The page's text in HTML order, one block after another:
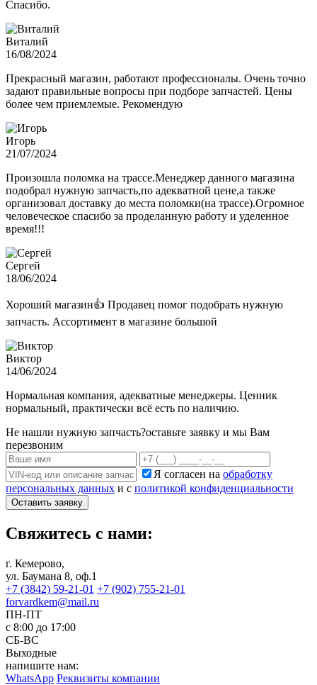
Спасибо.
Виталий
16/08/2024
Прекрасный магазин, работают профессионалы. Очень точно
задают правильные вопросы при подборе запчастей. Цены
более чем приемлемые. Рекомендую
Игорь
21/07/2024
Произошла поломка на трассе.Менеджер данного магазина
подобрал нужную запчасть,по адекватной цене,а также
организовал доставку до места поломки(на трассе).Огромное
человеческое спасибо за проделанную работу и уделенное
время!!!
Сергей
18/06/2024
Хороший магазин👍 Продавец помог подобрать нужную
запчасть. Ассортимент в магазине большой
Виктор
14/06/2024
Нормальная компания, адекватные менеджеры. Ценник
нормальный, практически всё есть по наличию.
Не нашли нужную запчасть?оставьте заявку и мы Вам
перезвоним
Я согласен на обработку
персональных данных и с политикой конфиденциальности
Оставить заявку
Свяжитесь с нами:
г. Кемерово,
ул. Баумана 8, оф.1
+7 (3842) 59-21-01 +7 (902) 755-21-01
forvardkem@mail.ru
ПН-ПТ
с 8:00 до 17:00
СБ-ВС
Выходные
напишите нам:
WhatsApp Реквизиты компании